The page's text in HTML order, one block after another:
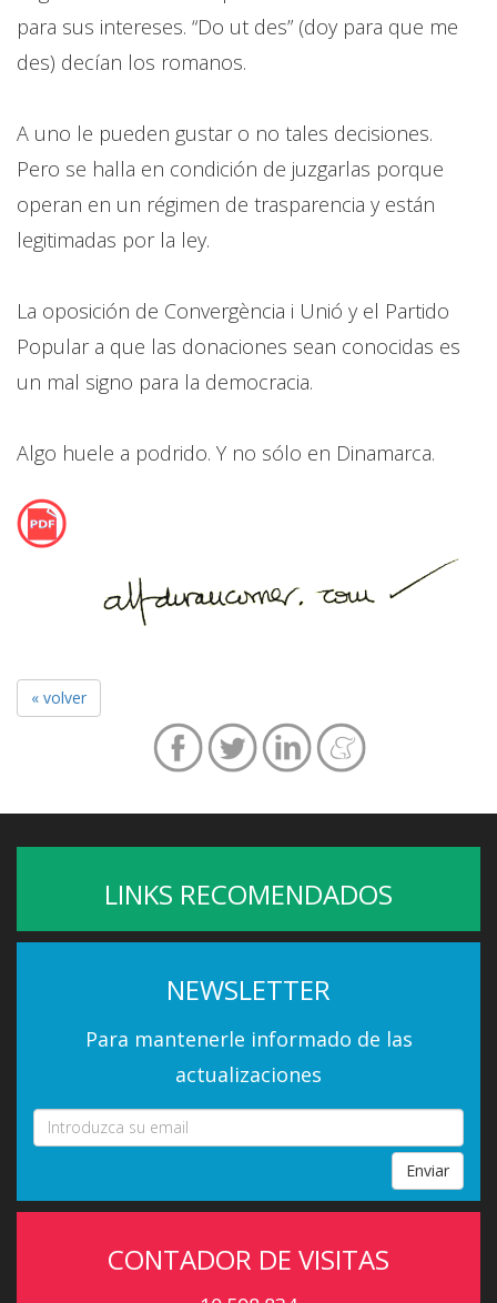
para sus intereses. “Do ut des” (doy para que me
des) decían los romanos.
A uno le pueden gustar o no tales decisiones.
Pero se halla en condición de juzgarlas porque
operan en un régimen de trasparencia y están
legitimadas por la ley.
La oposición de Convergència i Unió y el Partido
Popular a que las donaciones sean conocidas es
un mal signo para la democracia.
Algo huele a podrido. Y no sólo en Dinamarca.
« volver
LINKS RECOMENDADOS
NEWSLETTER
Para mantenerle informado de las
actualizaciones
Enviar
CONTADOR DE VISITAS